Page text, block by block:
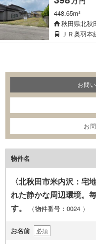
448.65m²
秋田県北秋
ＪＲ奥羽本
お問
お
物件名
〈北秋田市米内沢：宅
れた静かな周辺環境。
す。
（物件番号：0024 ）
お名前 必須